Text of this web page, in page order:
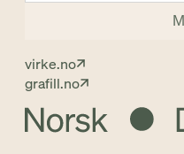
virke.no
grafill.no